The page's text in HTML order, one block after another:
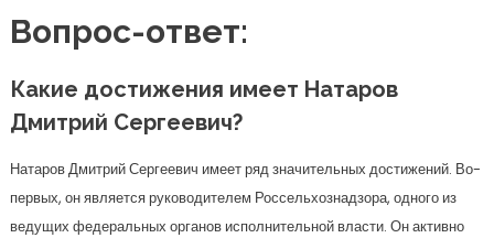
Вопрос-ответ:
Какие достижения имеет Натаров
Дмитрий Сергеевич?
Натаров Дмитрий Сергеевич имеет ряд значительных достижений. Во-
первых, он является руководителем Россельхознадзора, одного из
ведущих федеральных органов исполнительной власти. Он активно